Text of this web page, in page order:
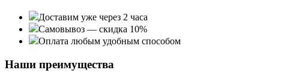
Доставим уже через 2 часа
Самовывоз — скидка 10%
Оплата любым удобным способом
Наши преимущества